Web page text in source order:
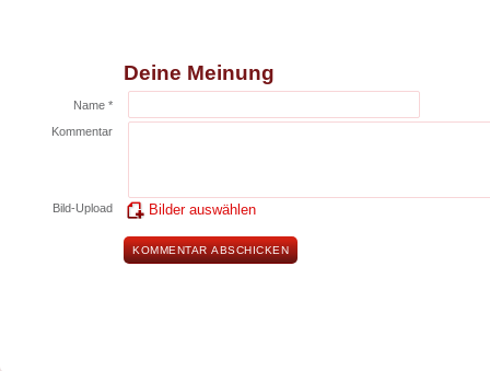
Deine Meinung
Name *
Kommentar
Bild-Upload Bilder auswählen